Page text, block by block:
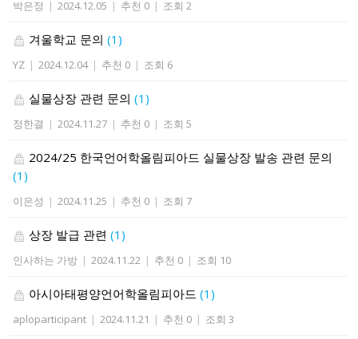
박은정 | 2024.12.05 | 추천 0 | 조회 2
겨울학교 문의(1)
YZ | 2024.12.04 | 추천 0 | 조회 6
실물상장 관련 문의(1)
정한결 | 2024.11.27 | 추천 0 | 조회 5
2024/25 한국언어학올림피아드 실물상장 발송 관련 문의
(1)
이은성 | 2024.11.25 | 추천 0 | 조회 7
상장 발급 관련(1)
인사하는 가방 | 2024.11.22 | 추천 0 | 조회 10
아시아태평양언어학올림피아드(1)
aploparticipant | 2024.11.21 | 추천 0 | 조회 3